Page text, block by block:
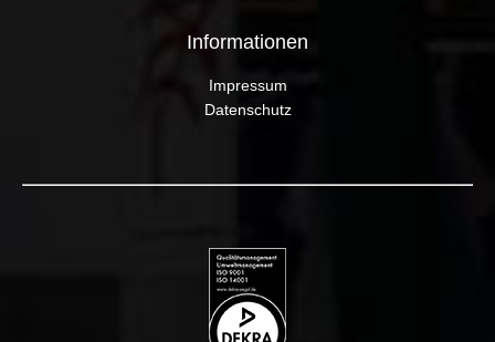
Informationen
Impressum
Datenschutz